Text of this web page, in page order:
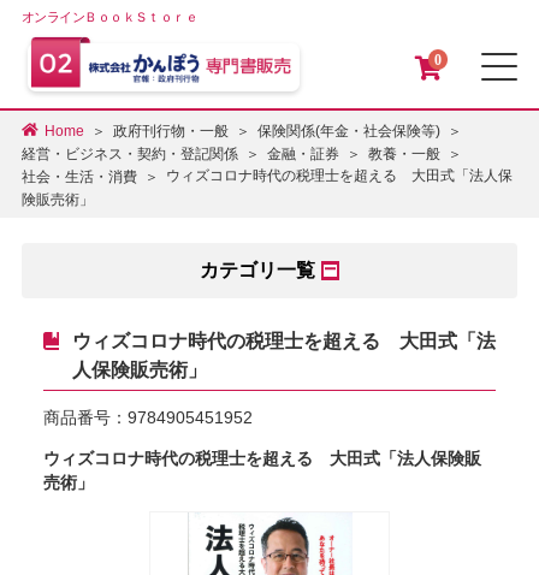
オンラインＢｏｏｋＳｔｏｒｅ
0
Home 政府刊行物・一般
保険関係(年金・社会保険等)
経営・ビジネス・契約・登記関係
金融・証券
教養・一般
社会・生活・消費
ウィズコロナ時代の税理士を超える 大田式「法人保
険販売術」
カテゴリ一覧
ウィズコロナ時代の税理士を超える 大田式「法
人保険販売術」
商品番号： 9784905451952
ウィズコロナ時代の税理士を超える 大田式「法人保険販
売術」